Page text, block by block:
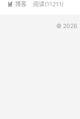
 博客 阅读(11211)
© 2026